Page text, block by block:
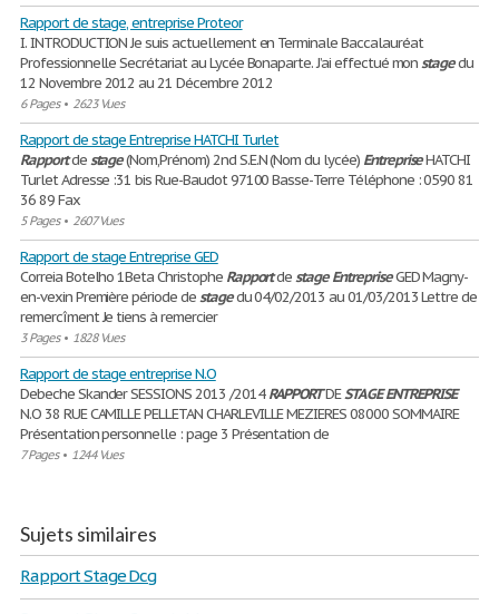
Rapport de stage, entreprise Proteor
I. INTRODUCTION Je suis actuellement en Terminale Baccalauréat
Professionnelle Secrétariat au Lycée Bonaparte. J’ai effectué monstagedu
12 Novembre 2012 au 21 Décembre 2012
6 Pages• 2623 Vues
Rapport de stage Entreprise HATCHI Turlet
Rapportdestage(Nom,Prénom) 2nd S.E.N (Nom du lycée) EntrepriseHATCHI
Turlet Adresse :31 bis Rue-Baudot 97100 Basse-Terre Téléphone : 0590 81
36 89 Fax
5 Pages• 2607 Vues
Rapport de stage Entreprise GED
Correia Botelho 1Beta Christophe Rapportdestage EntrepriseGED Magny-
en-vexin Première période destagedu 04/02/2013 au 01/03/2013 Lettre de
remercîment Je tiens à remercier
3 Pages• 1828 Vues
Rapport de stage entreprise N.O
Debeche Skander SESSIONS 2013 /2014RAPPORTDESTAGEENTREPRISE
N.O 38 RUE CAMILLE PELLETAN CHARLEVILLE MEZIERES 08000 SOMMAIRE
Présentation personnelle : page 3 Présentation de
7 Pages• 1244 Vues
Sujets similaires
Rapport Stage Dcg